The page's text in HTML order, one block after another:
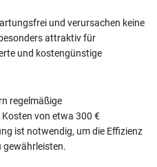
und verursachen keine
attraktiv für
und kostengünstige
regelmäßige
von etwa 300 €
ist notwendig, um die Effizienz
gewährleisten.